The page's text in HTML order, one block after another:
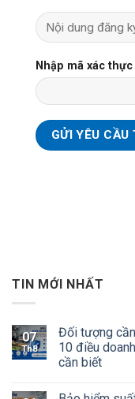
Nhập mã xác
TIN MỚI NHẤT
07
Th8
Đối tượng
10 điều
cần biết